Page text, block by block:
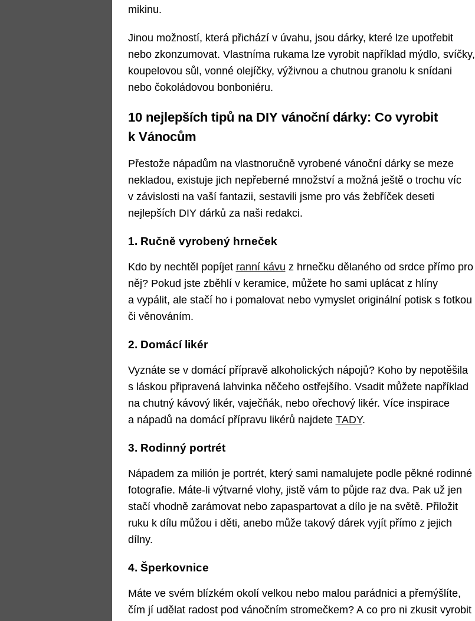
mikinu.
Jinou možností, která přichází v úvahu, jsou dárky, které lze upotřebit
nebo zkonzumovat. Vlastníma rukama lze vyrobit například mýdlo, svíčky,
koupelovou sůl, vonné olejíčky, výživnou a chutnou granolu k snídani
nebo čokoládovou bonboniéru.
10 nejlepších tipů na DIY vánoční dárky: Co vyrobit
k Vánocům
Přestože nápadům na vlastnoručně vyrobené vánoční dárky se meze
nekladou, existuje jich nepřeberné množství a možná ještě o trochu víc
v závislosti na vaší fantazii, sestavili jsme pro vás žebříček deseti
nejlepších DIY dárků za naši redakci.
1. Ručně vyrobený hrneček
Kdo by nechtěl popíjet ranní kávu z hrnečku dělaného od srdce přímo pro
něj? Pokud jste zběhlí v keramice, můžete ho sami uplácat z hlíny
a vypálit, ale stačí ho i pomalovat nebo vymyslet originální potisk s fotkou
či věnováním.
2. Domácí likér
Vyznáte se v domácí přípravě alkoholických nápojů? Koho by nepotěšila
s láskou připravená lahvinka něčeho ostřejšího. Vsadit můžete například
na chutný kávový likér, vaječňák, nebo ořechový likér. Více inspirace
a nápadů na domácí přípravu likérů najdete TADY.
3. Rodinný portrét
Nápadem za milión je portrét, který sami namalujete podle pěkné rodinné
fotografie. Máte-li výtvarné vlohy, jistě vám to půjde raz dva. Pak už jen
stačí vhodně zarámovat nebo zapaspartovat a dílo je na světě. Přiložit
ruku k dílu můžou i děti, anebo může takový dárek vyjít přímo z jejich
dílny.
4. Šperkovnice
Máte ve svém blízkém okolí velkou nebo malou parádnici a přemýšlíte,
čím jí udělat radost pod vánočním stromečkem? A co pro ni zkusit vyrobit